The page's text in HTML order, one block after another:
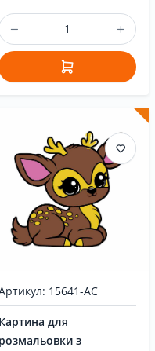
15641-AC
Картина для
розмальовки з